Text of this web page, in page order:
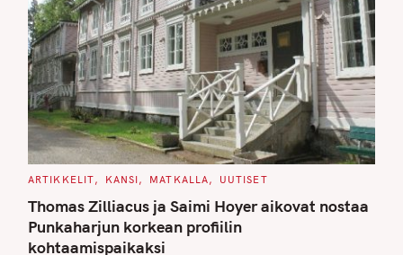
C
T
E
G
O
R
ARTIKKELIT KANSI MATKALLA UUTISET
Thomas Zilliacus ja Saimi Hoyer aikovat nostaa
Punkaharjun korkean profiilin
kohtaamispaikaksi